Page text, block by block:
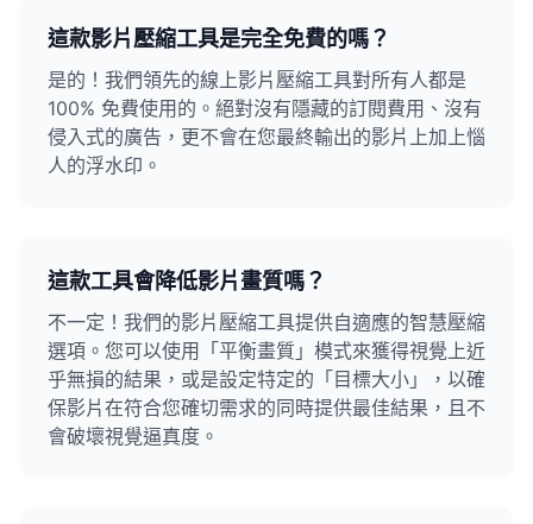
這款影片壓縮工具是完全免費的嗎？
是的！我們領先的線上影片壓縮工具對所有人都是
100% 免費使用的。絕對沒有隱藏的訂閱費用、沒有
侵入式的廣告，更不會在您最終輸出的影片上加上惱
人的浮水印。
這款工具會降低影片畫質嗎？
不一定！我們的影片壓縮工具提供自適應的智慧壓縮
選項。您可以使用「平衡畫質」模式來獲得視覺上近
乎無損的結果，或是設定特定的「目標大小」，以確
保影片在符合您確切需求的同時提供最佳結果，且不
會破壞視覺逼真度。